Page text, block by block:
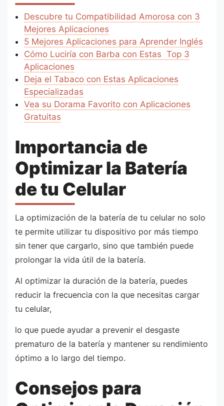
Descubre tu Compatibilidad Amorosa con 3
Mejores Aplicaciones
5 Mejores Aplicaciones para Aprender Inglés
Cómo Luciría con Barba con Estas Top 3
Aplicaciones
Deja el Tabaco con Estas Aplicaciones
Especializadas
Vea su Dorama Favorito con Aplicaciones
Gratuitas
Importancia de
Optimizar la Batería
de tu Celular
La optimización de la batería de tu celular no solo
te permite utilizar tu dispositivo por más tiempo
sin tener que cargarlo, sino que también puede
prolongar la vida útil de la batería.
Al optimizar la duración de la batería, puedes
reducir la frecuencia con la que necesitas cargar
tu celular,
lo que puede ayudar a prevenir el desgaste
prematuro de la batería y mantener su rendimiento
óptimo a lo largo del tiempo.
Consejos para